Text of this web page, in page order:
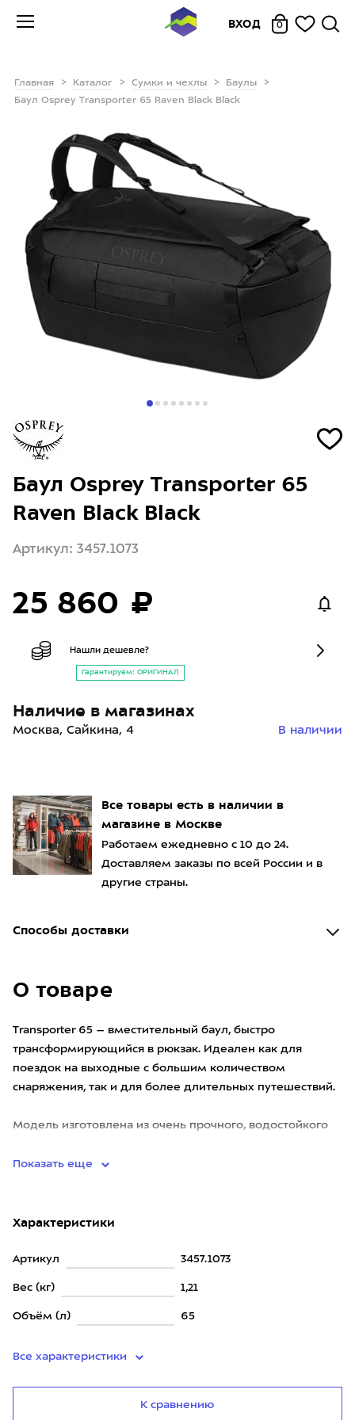
ВХОД 0
Главная Каталог Сумки и чехлы
Баулы
Баул Osprey Transporter 65 Raven Black Black
Все товары есть в наличии в
магазине в Москве
Работаем ежедневно с 10 до 24.
Доставляем заказы по всей России и в
другие страны.
Способы доставки
О товаре
Transporter 65 – вместительный баул, быстро
трансформирующийся в рюкзак. Идеален как для
поездок на выходные с большим количеством
снаряжения, так и для более длительных путешествий.
Модель изготовлена из очень прочного, водостойкого
Показать еще
Характеристики
Артикул 3457.1073
Вес (кг) 1,21
Объём (л) 65
Все характеристики
К сравнению
Баул Osprey Transporter 65
Raven Black Black
Артикул: 3457.1073
25 860 ₽
Нашли дешевле?
Гарантируем: ОРИГИНАЛ
Наличие в магазинах
Москва, Сайкина, 4 В наличии